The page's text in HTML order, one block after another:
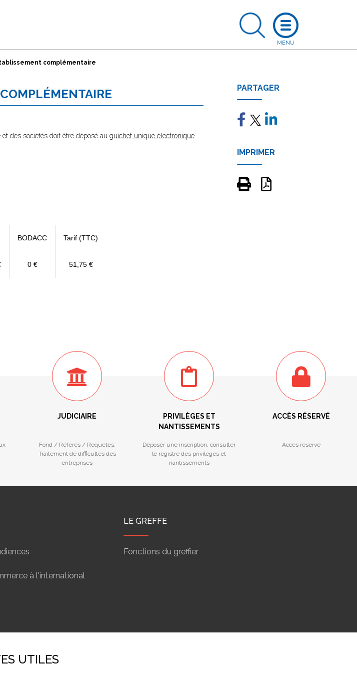
complémentaire
des sociétés doit être déposé au guichet unique électronique
BODACC Tarif (TTC)
0 € 51,75 €
PARTAGER
IMPRIMER
JUDICIAIRE
Fond / Référés / Requêtes.
Traitement de difficultés des
entreprises
PRIVILÈGES ET
NANTISSEMENTS
Déposer une inscription, consulter
le registre des privilèges et
nantissements
ACCÈS RÉSERVÉ
Accès réservé
à l'international
LE GREFFE
Fonctions du greffier
UTILES